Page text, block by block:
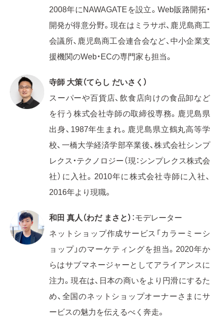
2008年にNAWAGATEを設立。Web販路開拓・
開発が得意分野。現在はミラサポ、鹿児島商工
会議所、鹿児島商工会連合会など、中小企業支
援機関のWeb・ECの専門家も担当。
寺師 大策（てらし だいさく）
スーパーや百貨店、飲食店向けの食品卸など
を行う株式会社寺師の取締役専務。鹿児島県
出身、1987年生まれ。鹿児島県立鶴丸高等学
校、一橋大学経済学部卒業後、株式会社シンプ
レクス・テクノロジー（現：シンプレクス株式会
社）に入社。2010年に株式会社寺師に入社、
2016年より現職。
和田 真人（わだ まさと） ：モデレーター
ネットショップ作成サービス「カラーミーシ
ョップ」のマーケティングを担当。2020年か
らはサブマネージャーとしてアライアンスに
注力。現在は、日本の商いをより円滑にするた
め、全国のネットショップオーナーさまにサ
ービスの魅力を伝えるべく奔走。